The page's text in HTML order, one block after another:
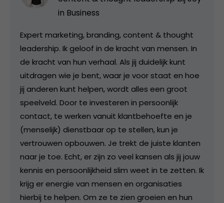
in Business
Expert marketing, branding, content & thought
leadership. Ik geloof in de kracht van mensen. In
de kracht van hun verhaal. Als jij duidelijk kunt
uitdragen wie je bent, waar je voor staat en hoe
jij anderen kunt helpen, wordt alles een groot
speelveld. Door te investeren in persoonlijk
contact, te werken vanuit klantbehoefte en je
(menselijk) dienstbaar op te stellen, kun je
vertrouwen opbouwen. Je trekt de juiste klanten
naar je toe. Echt, er zijn zo veel kansen als jij jouw
kennis en persoonlijkheid slim weet in te zetten. Ik
krijg er energie van mensen en organisaties
hierbij te helpen. Om ze te zien groeien en hun